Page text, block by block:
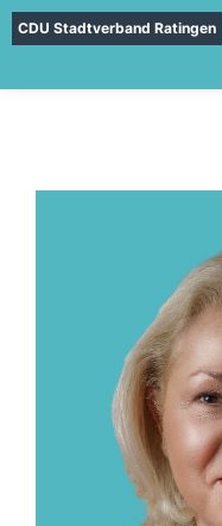
CDU Stadtverband Ratingen